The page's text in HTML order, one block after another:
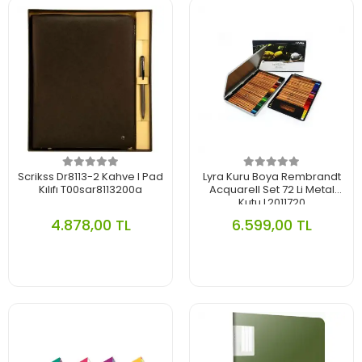
Scrikss Dr8113-2 Kahve I Pad
Kılıfı T00sar8113200a
4.878,00 TL
Lyra Kuru Boya Rembrandt
Acquarell Set 72 Li Metal
Kutu L2011720
6.599,00 TL